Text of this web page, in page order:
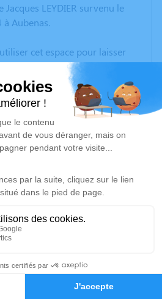
Hommages
Jacques LEYDIER survenu le
Aubenas.
cet espace pour laisser
des photos souvenirs, une
pensées à travers des
Cet endroit est un lieu
la mémoire de Jacques
d’arbre hommage est
Je rends hommage